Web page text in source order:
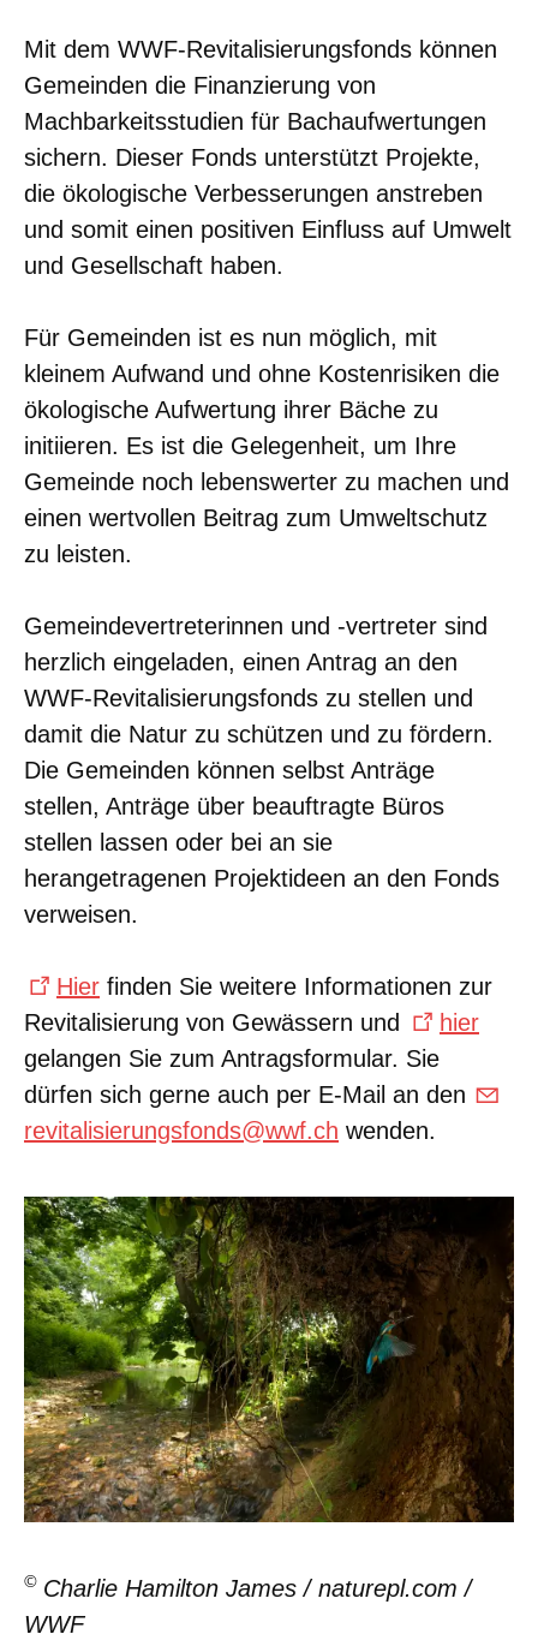
Mit dem WWF-Revitalisierungsfonds können
Gemeinden die Finanzierung von
Machbarkeitsstudien für Bachaufwertungen
sichern. Dieser Fonds unterstützt Projekte,
die ökologische Verbesserungen anstreben
und somit einen positiven Einfluss auf Umwelt
und Gesellschaft haben.
Für Gemeinden ist es nun möglich, mit
kleinem Aufwand und ohne Kostenrisiken die
ökologische Aufwertung ihrer Bäche zu
initiieren. Es ist die Gelegenheit, um Ihre
Gemeinde noch lebenswerter zu machen und
einen wertvollen Beitrag zum Umweltschutz
zu leisten.
Gemeindevertreterinnen und -vertreter sind
herzlich eingeladen, einen Antrag an den
WWF-Revitalisierungsfonds zu stellen und
damit die Natur zu schützen und zu fördern.
Die Gemeinden können selbst Anträge
stellen, Anträge über beauftragte Büros
stellen lassen oder bei an sie
herangetragenen Projektideen an den Fonds
verweisen.
Hier finden Sie weitere Informationen zur
Revitalisierung von Gewässern und
hier
gelangen Sie zum Antragsformular. Sie
dürfen sich gerne auch per E-Mail an den
revitalisierungsfonds@wwf.ch wenden.
©Charlie Hamilton James / naturepl.com /
WWF